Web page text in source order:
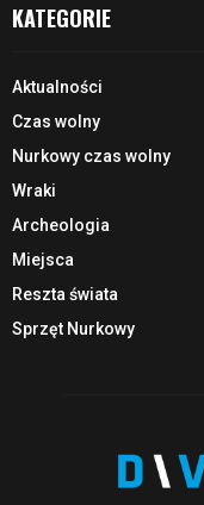
KATEGORIE
Aktualności
Czas wolny
Nurkowy czas wolny
Wraki
Archeologia
Miejsca
Reszta świata
Sprzęt Nurkowy